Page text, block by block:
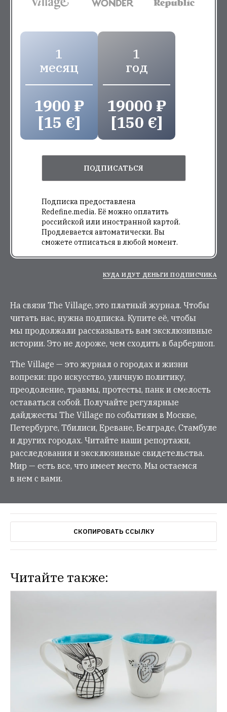
1
месяц
1900 ₽
[15 €]
1
год
19000 ₽
[150 €]
ПОДПИСАТЬСЯ
Подписка предоставлена
Redefine.media. Её можно оплатить
российской или иностранной картой.
Продлевается автоматически. Вы
сможете отписаться в любой момент.
КУДА ИДУТ ДЕНЬГИ ПОДПИСЧИКА
На связи The Village, это платный журнал. Чтобы
читать нас, нужна подписка. Купите её, чтобы
мы продолжали рассказывать вам эксклюзивные
истории. Это не дороже, чем сходить в барбершоп.
The Village — это журнал о городах и жизни
вопреки: про искусство, уличную политику,
преодоление, травмы, протесты, панк и смелость
оставаться собой. Получайте регулярные
дайджесты The Village по событиям в Москве,
Петербурге, Тбилиси, Ереване, Белграде, Стамбуле
и других городах. Читайте наши репортажи,
расследования и эксклюзивные свидетельства.
Мир — есть все, что имеет место. Мы остаемся
в нем с вами.
СКОПИРОВАТЬ ССЫЛКУ
Читайте также:
НОВОСТИ
Как живут люди в российских
психоневрологических интернатах?
Материал опубликовал центр «Антон тут
В магазинах Prisma начали продавать
товары от центра «Антон тут рядом»
Аксессуары и сувениры делают люди с
расстройствами аутического спектра